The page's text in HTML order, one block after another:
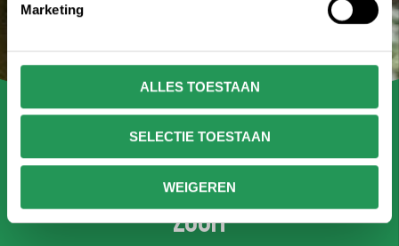
Marketing
ALLES TOESTAAN
SELECTIE TOESTAAN
WEIGEREN
Umgebung Klimbos Bergen op
Zoom